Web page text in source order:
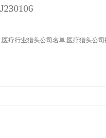
,医疗行业猎头公司 名单,医疗猎头公司